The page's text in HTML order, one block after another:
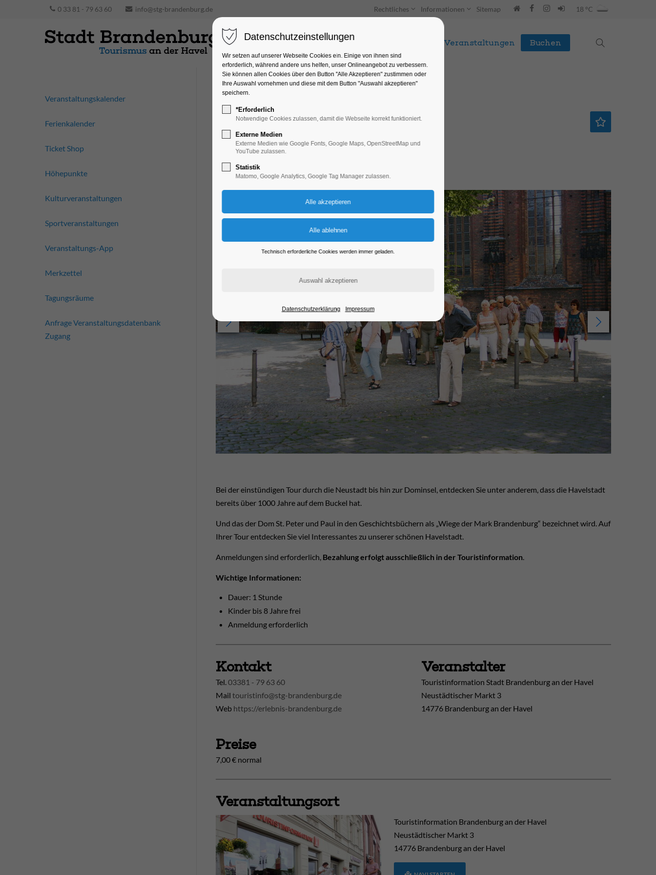
0 33 81 - 79 63 60 info@stg-brandenburg.de Rechtliches Informationen Sitemap 18 °C
Unterkünfte Entdecken & Erleben Veranstaltungen Buchen
Entdecker-Tour
Führung
12.08.2024, 10:30–11:30
Bei der einstündigen Tour durch die Neustadt bis hin zur Dominsel, entdecken Sie unter anderem, dass die Havelstadt
bereits über 1000 Jahre auf dem Buckel hat.
Und das der Dom St. Peter und Paul in den Geschichtsbüchern als „Wiege der Mark Brandenburg“ bezeichnet wird. Auf
Ihrer Tour entdecken Sie viel Interessantes zu unserer schönen Havelstadt.
Anmeldungen sind erforderlich, Bezahlung erfolgt ausschließlich in der Touristinformation
Wichtige Informationen:
Dauer: 1 Stunde
Kinder bis 8 Jahre frei
Anmeldung erforderlich
Kontakt
Tel. 03381 - 79 63 60
Mail touristinfo@stg-brandenburg.de
Web https://erlebnis-brandenburg.de
Veranstalter
Touristinformation Stadt Brandenburg an der Havel
Neustädtischer Markt 3
14776 Brandenburg an der Havel
Preise
7,00 € normal
Veranstaltungsort
Touristinformation Brandenburg an der Havel
Neustädtischer Markt 3
14776 Brandenburg an der Havel
Veranstaltungskalender
Ferienkalender
Ticket Shop
Höhepunkte
Kulturveranstaltungen
Sportveranstaltungen
Veranstaltungs-App
Merkzettel
Tagungsräume
Anfrage Veranstaltungsdatenbank
Zugang
Datenschutzeinstellungen
Wir setzen auf unserer Webseite Cookies ein. Einige von ihnen sind
erforderlich, während andere uns helfen, unser Onlineangebot zu verbessern.
Sie können allen Cookies über den Button "Alle Akzeptieren" zustimmen oder
Ihre Auswahl vornehmen und diese mit dem Button "Auswahl akzeptieren"
speichern.
*Erforderlich
Notwendige Cookies zulassen, damit die Webseite korrekt funktioniert.
Externe Medien
Externe Medien wie Google Fonts, Google Maps, OpenStreetMap und
YouTube zulassen.
Statistik
Matomo, Google Analytics, Google Tag Manager zulassen.
Technisch erforderliche Cookies werden immer geladen.
Datenschutzerklärung Impressum